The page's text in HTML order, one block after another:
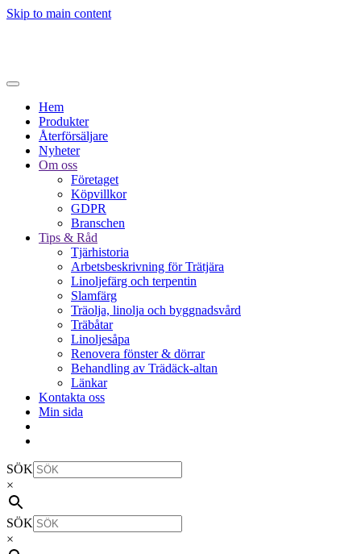
Skip to main content
Hem
Produkter
Återförsäljare
Nyheter
Om oss
Företaget
Köpvillkor
GDPR
Branschen
Tips & Råd
Tjärhistoria
Arbetsbeskrivning för Trätjära
Linoljefärg och terpentin
Slamfärg
Träolja, linolja och byggnadsvård
Träbåtar
Linoljesåpa
Renovera fönster & dörrar
Behandling av Trädäck-altan
Länkar
Kontakta oss
Min sida
SÖK
×
SÖK
×